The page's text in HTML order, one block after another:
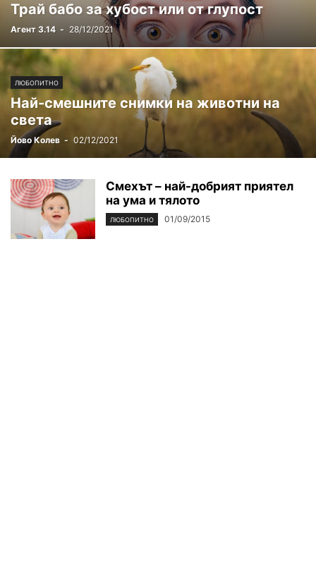
Трай бабо за хубост или от глупост
Агент 3.14 - 28/12/2021
ЛЮБОПИТНО
Най-смешните снимки на животни на
света
Йово Колев - 02/12/2021
Смехът – най-добрият приятел
на ума и тялото
ЛЮБОПИТНО 01/09/2015